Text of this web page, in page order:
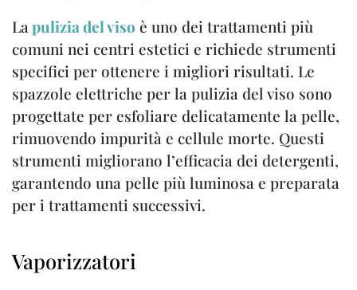
La pulizia del viso è uno dei trattamenti più
comuni nei centri estetici e richiede strumenti
specifici per ottenere i migliori risultati. Le
spazzole elettriche per la pulizia del viso sono
progettate per esfoliare delicatamente la pelle,
rimuovendo impurità e cellule morte. Questi
strumenti migliorano l’efficacia dei detergenti,
garantendo una pelle più luminosa e preparata
per i trattamenti successivi.
Vaporizzatori